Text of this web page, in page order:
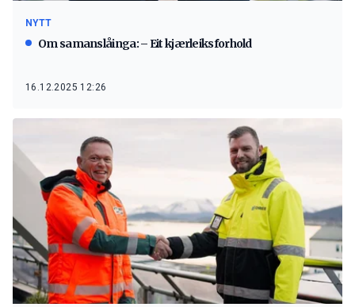
NYTT
Om samanslåinga: – Eit kjærleiksforhold
16.12.2025 12:26